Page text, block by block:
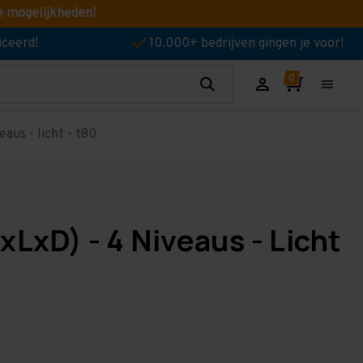
mogelijkheden!
10.000+ bedrijven gingen je voor!
- licht - t80
- 4 Niveaus - Licht